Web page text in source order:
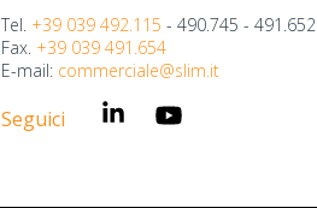
Tel. +39 039 492.115 - 490.745 - 491.652
Fax. +39 039 491.654
E-mail: commerciale@slim.it
Seguici